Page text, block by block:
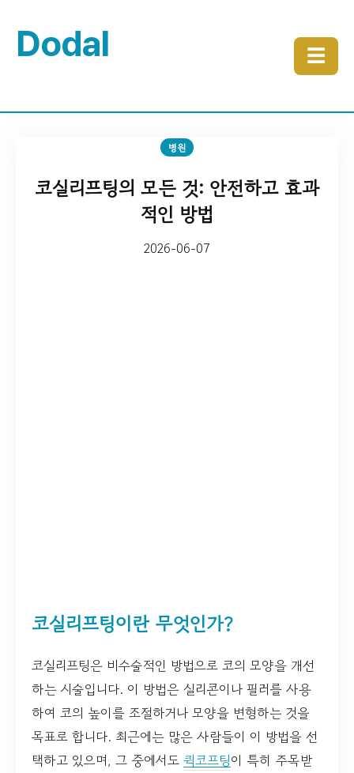
Dodal ☰
병원
코실리프팅의 모든 것: 안전하고 효과
적인 방법
2026-06-07
코실리프팅이란 무엇인가?
코실리프팅은 비수술적인 방법으로 코의 모양을 개선
하는 시술입니다. 이 방법은 실리콘이나 필러를 사용
하여 코의 높이를 조절하거나 모양을 변형하는 것을
목표로 합니다. 최근에는 많은 사람들이 이 방법을 선
택하고 있으며, 그 중에서도 퀵코프팅이 특히 주목받